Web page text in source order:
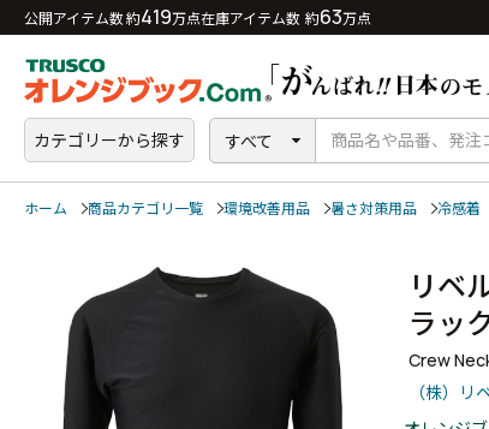
公開アイテム数 約419万点在庫アイテム数 約63万点
カテゴリーから探す すべて
ホーム 商品カテゴリ一覧 環境改善用品 暑さ対策用品 冷感着
リベ
ラッ
Crew
（株）リ